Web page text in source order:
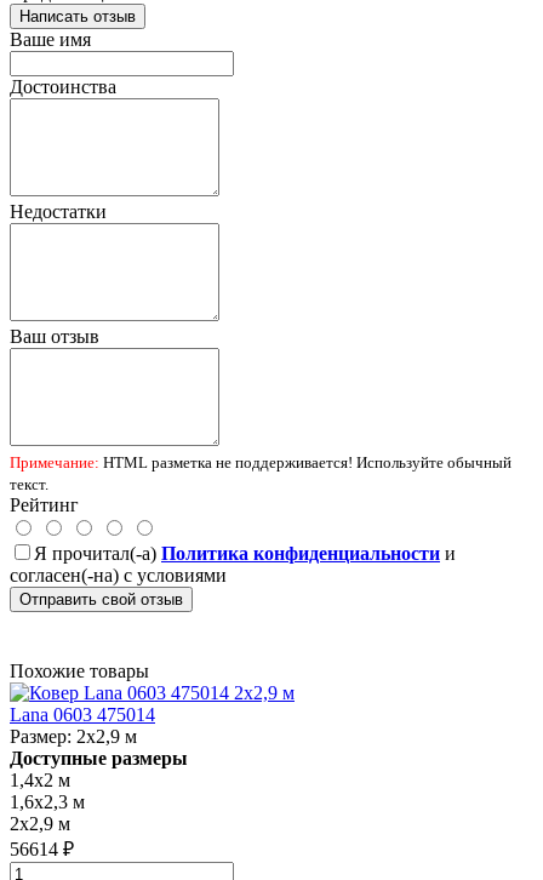
Написать отзыв
Ваше имя
Достоинства
Недостатки
Ваш отзыв
Примечание: HTML разметка не поддерживается! Используйте обычный
текст.
Рейтинг
Я прочитал(-а) Политика конфиденциальности и
согласен(-на) с условиями
Отправить свой отзыв
Похожие товары
Lana 0603 475014
Размер: 2x2,9 м
Доступные размеры
1,4x2 м
1,6x2,3 м
2x2,9 м
56614 ₽